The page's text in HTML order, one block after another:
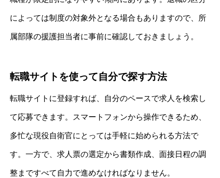
によっては制度の対象外となる場合もありますので、所
属部隊の援護担当者に事前に確認しておきましょう。
転職サイトを使って自分で探す方法
転職サイトに登録すれば、自分のペースで求人を検索し
て応募できます。スマートフォンから操作できるため、
多忙な現役自衛官にとっては手軽に始められる方法で
す。一方で、求人票の選定から書類作成、面接日程の調
整まですべて自力で進めなければなりません。